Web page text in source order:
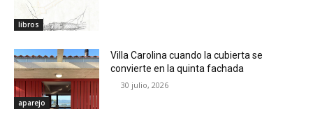
libros
aparejo
Villa Carolina cuando la cubierta se
convierte en la quinta fachada
30 julio, 2026